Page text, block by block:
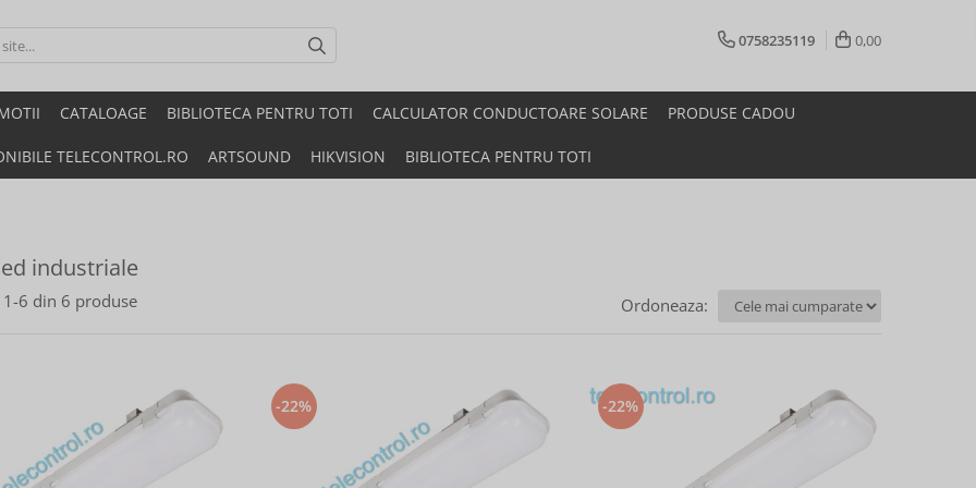
0758235119 0,00
CATALOAGE BIBLIOTECA PENTRU TOTI CALCULATOR CONDUCTOARE SOLARE PRODUSE CADOU
TELECONTROL.RO ARTSOUND HIKVISION BIBLIOTECA PENTRU TOTI
industriale
1-6 din 6 produse Ordoneaza:
-22% -22%